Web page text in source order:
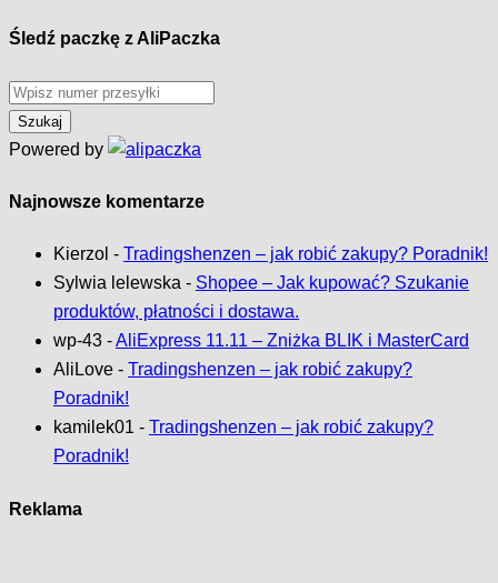
Śledź paczkę z AliPaczka
Powered by
Najnowsze komentarze
Kierzol - Tradingshenzen – jak robić zakupy? Poradnik!
Sylwia lelewska - Shopee – Jak kupować? Szukanie
produktów, płatności i dostawa.
wp-43 -AliExpress 11.11 – Zniżka BLIK i MasterCard
AliLove - Tradingshenzen – jak robić zakupy?
Poradnik!
kamilek01 - Tradingshenzen – jak robić zakupy?
Poradnik!
Reklama